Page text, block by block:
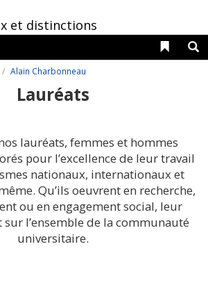
et distinctions
Liens
Alain Charbonneau
Lauréats
lauréats, femmes et hommes
pour l’excellence de leur travail
nationaux, internationaux et
Qu’ils oeuvrent en recherche,
ou en engagement social, leur
l’ensemble de la communauté
universitaire.